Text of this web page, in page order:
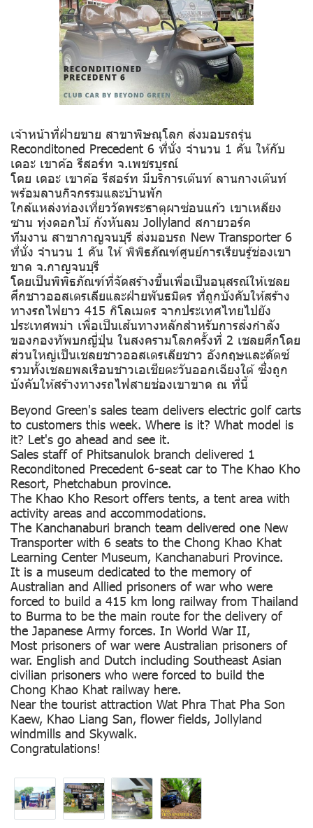
เจ้าหน้าที่ฝ่ายขาย สาขาพิษณุโลก ส่งมอบรถรุ่น
Reconditoned Precedent 6 ที่นั่ง จำนวน 1 คัน ให้กับ
เดอะ เขาค้อ รีสอร์ท จ.เพชรบูรณ์
โดย เดอะ เขาค้อ รีสอร์ท มีบริการเต๊นท์ ลานกางเต๊นท์
พร้อมลานกิจกรรมและบ้านพัก
ใกล้แหล่งท่องเที่ยววัดพระธาตุผาซ่อนแก้ว เขาเหลียง
ซาน ทุ่งดอกไม้ กังหันลม Jollyland สกายวอร์ค
ทีมงาน สาขากาญจนบุรี ส่งมอบรถ New Transporter 6
ที่นั่ง จำนวน 1 คัน ให้ พิพิธภัณฑ์ศูนย์การเรียนรู้ช่องเขา
ขาด จ.กาญจนบุรี
โดยเป็นพิพิธภัณฑ์ที่จัดสร้างขึ้นเพื่อเป็นอนุสรณ์ให้เชลย
ศึกชาวออสเตรเลียและฝ่ายพันธมิตร ที่ถูกบังคับให้สร้าง
ทางรถไฟยาว 415 กิโลเมตร จากประเทศไทยไปยัง
ประเทศพม่า เพื่อเป็นเส้นทางหลักสำหรับการส่งกำลัง
ของกองทัพบกญี่ปุ่น ในสงครามโลกครั้งที่ 2 เชลยศึกโดย
ส่วนใหญ่เป็นเชลยชาวออสเตรเลียชาว อังกฤษและดัตซ์
รวมทั้งเชลยพลเรือนชาวเอเชียตะวันออกเฉียงใต้ ซึ่งถูก
บังคับให้สร้างทางรถไฟสายช่องเขาขาด ณ ที่นี้
Beyond Green's sales team delivers electric golf carts
to customers this week. Where is it? What model is
it? Let's go ahead and see it.
Sales staff of Phitsanulok branch delivered 1
Reconditoned Precedent 6-seat car to The Khao Kho
Resort, Phetchabun province.
The Khao Kho Resort offers tents, a tent area with
activity areas and accommodations.
The Kanchanaburi branch team delivered one New
Transporter with 6 seats to the Chong Khao Khat
Learning Center Museum, Kanchanaburi Province.
It is a museum dedicated to the memory of
Australian and Allied prisoners of war who were
forced to build a 415 km long railway from Thailand
to Burma to be the main route for the delivery of
the Japanese Army forces. In World War II,
Most prisoners of war were Australian prisoners of
war. English and Dutch including Southeast Asian
civilian prisoners who were forced to build the
Chong Khao Khat railway here.
Near the tourist attraction Wat Phra That Pha Son
Kaew, Khao Liang San, flower fields, Jollyland
windmills and Skywalk.
Congratulations!